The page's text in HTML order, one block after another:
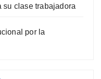
su clase trabajadora
por la